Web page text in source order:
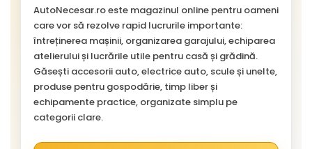
AutoNecesar.ro este magazinul online pentru oameni
care vor să rezolve rapid lucrurile importante:
întreținerea mașinii, organizarea garajului, echiparea
atelierului și lucrările utile pentru casă și grădină.
Găsești accesorii auto, electrice auto, scule și unelte,
produse pentru gospodărie, timp liber și
echipamente practice, organizate simplu pe
categorii clare.